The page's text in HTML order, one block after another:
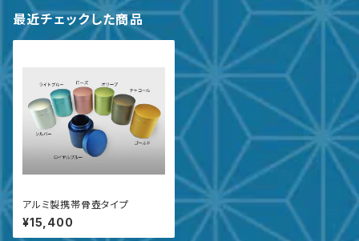
最近チェックした商品
アルミ製携帯骨壺タイプ
¥15,400